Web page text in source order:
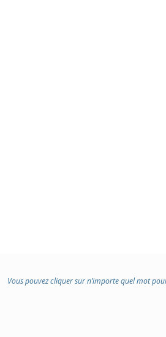
Vous pouvez cliquer sur n’importe quel mot